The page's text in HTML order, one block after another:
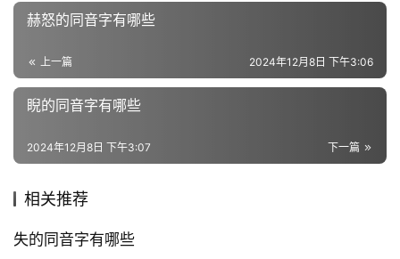
近
词
词
音
赫怒的同音字有哪些
上一篇 2024年12月8日 下午3:06
睨的同音字有哪些
下一篇
2024年12月8日 下午3:07
相关推荐
失的同音字有哪些